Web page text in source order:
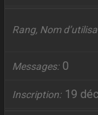
Rang, Nom
Messages 0
Inscription 19